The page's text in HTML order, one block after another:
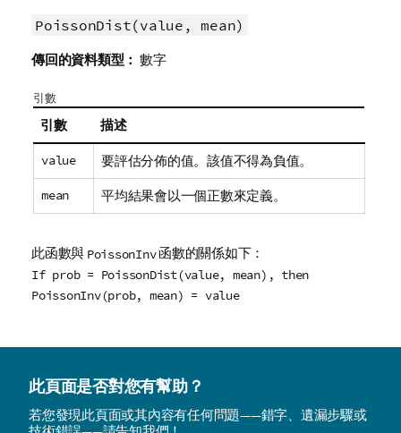
PoissonDist(value, mean)
傳回的資料類型： 數字
引數
引數 描述
value 要評估分佈的值。該值不得為負值。
mean 平均結果會以一個正數來定義。
此函數與 PoissonInv函數的關係如下：
If prob = PoissonDist(value, mean), then
PoissonInv(prob, mean) = value
此頁面是否對您有幫助？
若您發現此頁面或其內容有任何問題——錯字、遺漏步驟或